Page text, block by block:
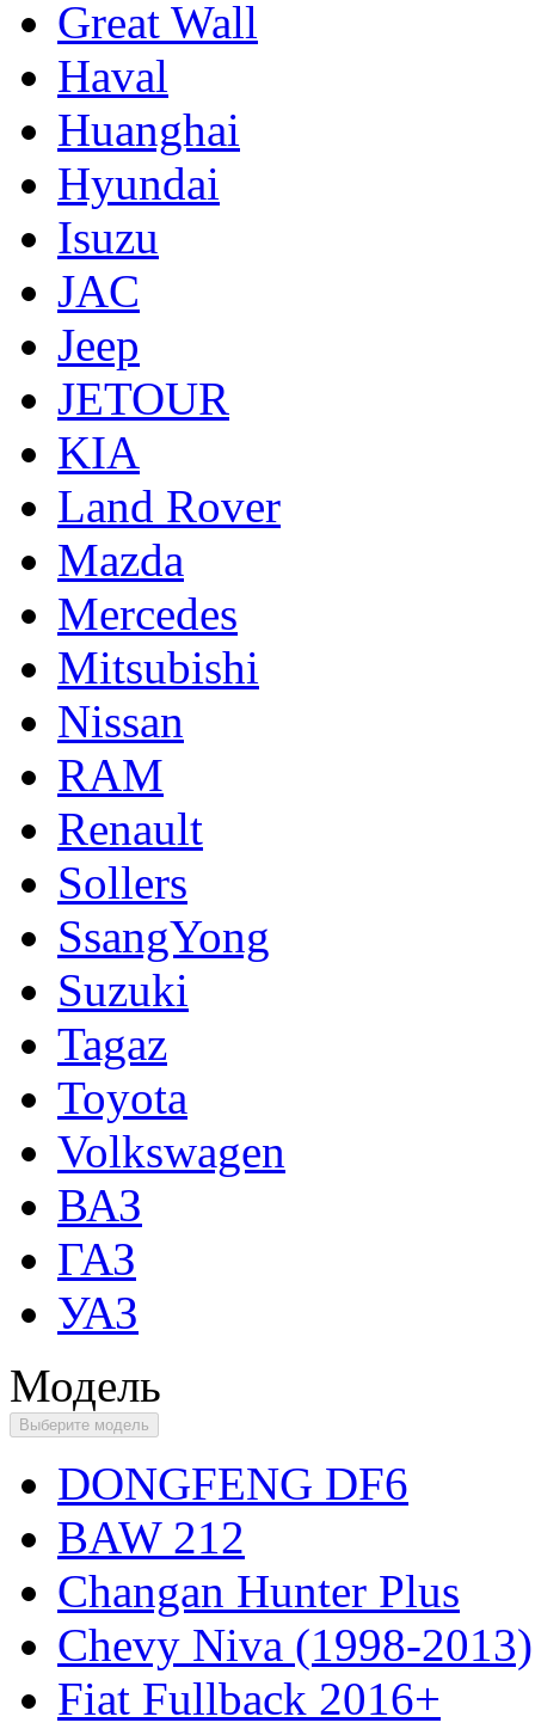
Great Wall
Haval
Huanghai
Hyundai
Isuzu
JAC
Jeep
JETOUR
KIA
Land Rover
Mazda
Mercedes
Mitsubishi
Nissan
RAM
Renault
Sollers
SsangYong
Suzuki
Tagaz
Toyota
Volkswagen
ВАЗ
ГАЗ
УАЗ
Модель
Выберите модель
DONGFENG DF6
BAW 212
Changan Hunter Plus
Chevy Niva (1998-2013)
Fiat Fullback 2016+